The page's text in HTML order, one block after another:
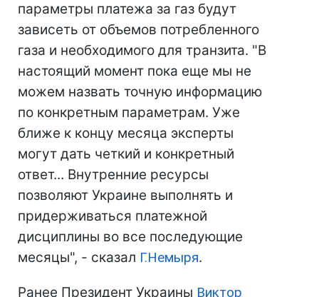
параметры платежа за газ будут
зависеть от объемов потребленного
газа и необходимого для транзита. "В
настоящий момент пока еще мы не
можем назвать точную информацию
по конкретным параметрам. Уже
ближе к концу месяца эксперты
могут дать четкий и конкретный
ответ... Внутренние ресурсы
позволяют Украине выполнять и
придерживаться платежной
дисциплины во все последующие
месяцы", - сказал Г.Немыря.
Ранее Президент Украины Виктор